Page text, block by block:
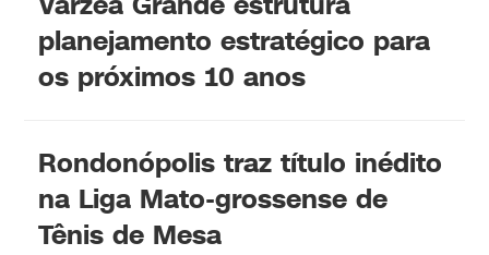
planejamento estratégico para
os próximos 10 anos
Rondonópolis traz título inédito
na Liga Mato-grossense de
Tênis de Mesa